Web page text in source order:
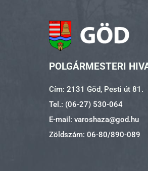
POLGÁRMESTERI
Cím: 2131 Göd, Pesti út 81.
Tel.: (06-27) 530-064
E-mail: varoshaza@god.hu
Zöldszám: 06-80/890-089